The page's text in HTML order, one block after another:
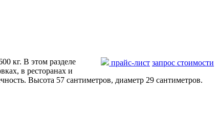
прайс-лист запрос стоимости
кг. В этом разделе
в ресторанах и
Высота 57 сантиметров, диаметр 29 сантиметров.